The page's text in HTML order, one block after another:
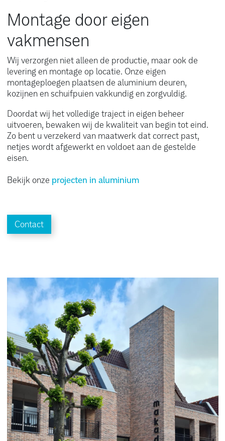
Montage door eigen
vakmensen
Wij verzorgen niet alleen de productie, maar ook de
levering en montage op locatie. Onze eigen
montageploegen plaatsen de aluminium deuren,
kozijnen en schuifpuien vakkundig en zorgvuldig.
Doordat wij het volledige traject in eigen beheer
uitvoeren, bewaken wij de kwaliteit van begin tot eind.
Zo bent u verzekerd van maatwerk dat correct past,
netjes wordt afgewerkt en voldoet aan de gestelde
eisen.
Bekijk onze projecten in aluminium
Contact